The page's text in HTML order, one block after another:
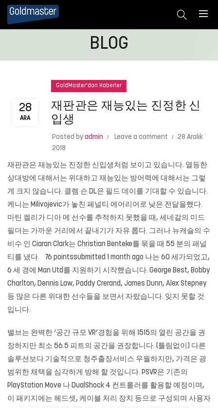
BLOG
28
ARA
GoldMaster'dan Haberler
재판관은 재능있는 진정한 신
입생
Posted by admin Leave a comment
28 Aralık
2018
재판관은 재능있는 진정한 신입생처럼 보이고 있습니다. 열등한
상대방에 대해서는 위대하고 재능있는 방어력에 대해서는 그렇
게 크지 않습니다. 클렘 슨 DL은 필드 데이를 기대할 수 있습니다.
케니는 Milivojevic가 놓친 페널티 에어리어로 낮은 전달을했다.
마틴 켈리가 디아 메 선수를 추적하지 못했을 때, 세네갈의 미드
필더는 가까운 거리에서 끝내기가 자유 롭다. 그러나 뉴캐슬의 수
비수 인 Ciaran Clark는 Christian Benteke를 묶을 때 55 분의 패널
티를 냈다. 76 pointssubmitted 1 month ago 나는 60 세가되었고,
6 세 경에 Man Utd를 지원하기 시작했습니다. George Best, Bobby
Charlton, Dennis Law, Paddy Crerand, James Dunn, Alex Stepney
등 많은 다른 위대한 선수들을 보면서 자랐습니다. 잊지 못할 것
입니다.
밸브는 완벽한 ‘공간 규모 VR’경험을 위해 1515의 열린 공간을 권
장하지만 최소 56.5 피트의 공간을 권장합니다. (틀림없이) 다른
솔루션보다 기술적으로 청주출장서비스 우월하지만, 가격은 광
범위한 채택을 심각하게 방해 할 것입니다. PSVR은 기존의
PlayStation Move 나 DualShock 4 컨트롤러를 활용할 예정이며,
이 패키지에는 헤드셋, 케이블 처리 장치 등으로 구성되며 사용자